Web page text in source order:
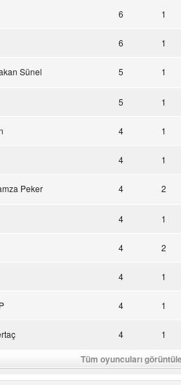
6 1
6 1
Sünel 5 1
5 1
4 1
4 1
Peker 4 2
4 1
4 2
4 1
4 1
4 1
Tüm oyuncuları